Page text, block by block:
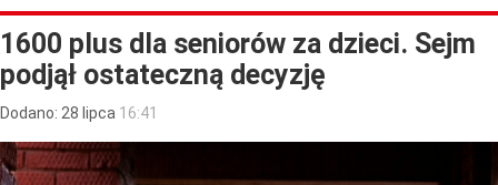
1600 plus dla seniorów za dzieci. Sejm
podjął ostateczną decyzję
Dodano: 28 lipca 16:41